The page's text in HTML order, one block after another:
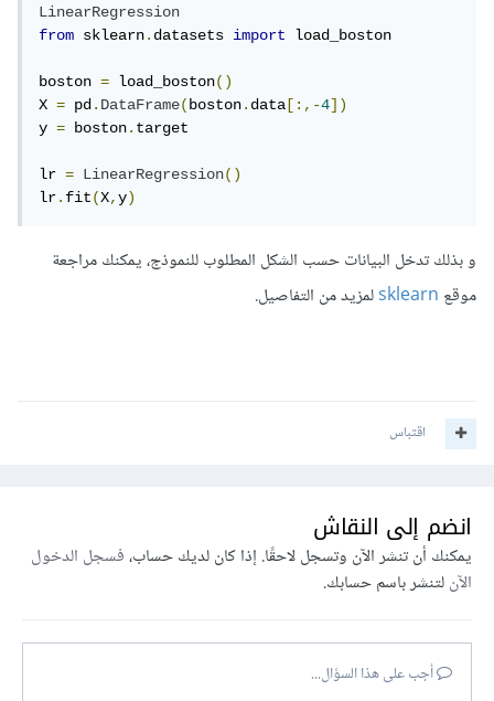
LinearRegression
from sklearn.datasets import load_boston
boston = load_boston()
X = pd.DataFrame(boston.data [:,-4])
y = boston.target
lr = LinearRegression()
lr.fit(X,y)
و بذلك تدخل البيانات حسب الشكل المطلوب للنموذج، يمكنك مراجعة
موقع sklearn لمزيد من التفاصيل.
اقتباس
انضم إلى النقاش
يمكنك أن تنشر الآن وتسجل لاحقًا. إذا كان لديك حساب،فسجل الدخول
الآنلتنشر باسم حسابك.
أجب على هذا السؤال...